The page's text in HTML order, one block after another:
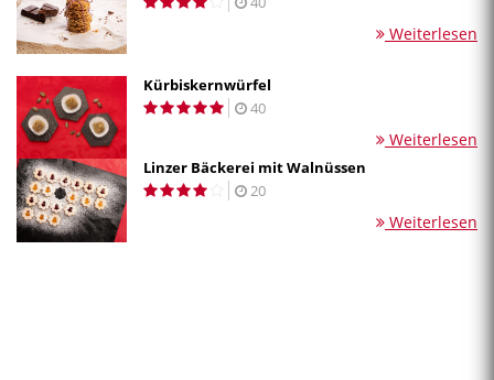
Weiterlesen
Kürbiskernwürfel
40
Weiterlesen
Linzer Bäckerei mit Walnüssen
20
Weiterlesen